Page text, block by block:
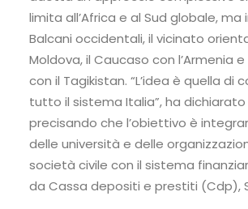
limita all’Africa e al Sud globale, ma
Balcani occidentali, il vicinato
Moldova, il Caucaso con l’Armenia e
con il Tagikistan. “L’idea è quella di
tutto il sistema Italia”, ha dichiarato
precisando che l’obiettivo è
delle università e delle
società civile con il sistema
da Cassa depositi e prestiti (Cdp),